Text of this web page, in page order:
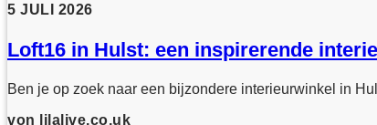
5 JULI 2026
Loft16 in Hulst: een inspirerende
Ben je op zoek naar een bijzondere interieurwinkel in
von lilalive.co.uk